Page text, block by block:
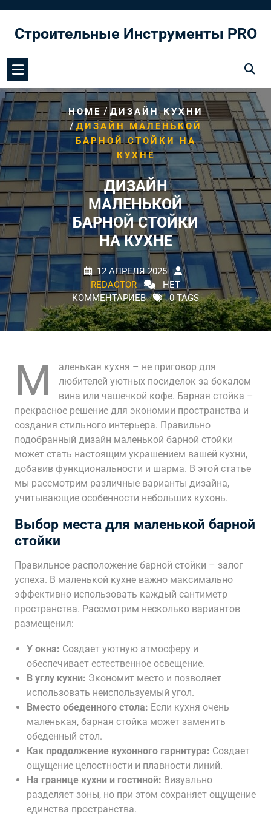
содержимому
Строительные Инструменты PRO
HOME/ДИЗАЙН КУХНИ
/ ДИЗАЙН МАЛЕНЬКОЙ
БАРНОЙ СТОЙКИ НА
КУХНЕ
ДИЗАЙН
МАЛЕНЬКОЙ
БАРНОЙ СТОЙКИ
НА КУХНЕ
12 АПРЕЛЯ 2025
REDACTOR
НЕТ
КОММЕНТАРИЕВ
0 TAGS
М
аленькая кухня – не приговор для
любителей уютных посиделок за бокалом
вина или чашечкой кофе. Барная стойка –
прекрасное решение для экономии пространства и
создания стильного интерьера. Правильно
подобранный дизайн маленькой барной стойки
может стать настоящим украшением вашей кухни,
добавив функциональности и шарма. В этой статье
мы рассмотрим различные варианты дизайна,
учитывающие особенности небольших кухонь.
Выбор места для маленькой барной
стойки
Правильное расположение барной стойки – залог
успеха. В маленькой кухне важно максимально
эффективно использовать каждый сантиметр
пространства. Рассмотрим несколько вариантов
размещения:
У окна: Создает уютную атмосферу и
обеспечивает естественное освещение.
В углу кухни: Экономит место и позволяет
использовать неиспользуемый угол.
Вместо обеденного стола: Если кухня очень
маленькая, барная стойка может заменить
обеденный стол.
Как продолжение кухонного гарнитура: Создает
ощущение целостности и плавности линий.
На границе кухни и гостиной: Визуально
разделяет зоны, но при этом сохраняет ощущение
единства пространства.